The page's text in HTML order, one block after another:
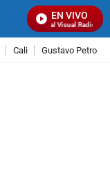
EN VIVO
Señal Visual Radio
Cali Gustavo Petro